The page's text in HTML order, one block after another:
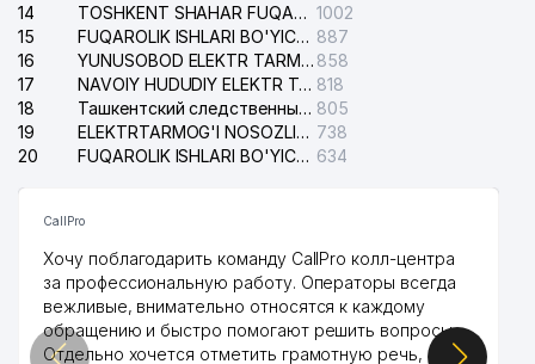
14
TOSHKENT SHAHAR FUQAROLIK ISHLARI BO'YICHA SUDI 1002
15
FUQAROLIK ISHLARI BO'YICHA YAKKASAROY TUMANLARARO SUDI 887
16
YUNUSOBOD ELEKTR TARMOG'I NOSOZLIKLARI XIZMATI 858
17
NAVOIY HUDUDIY ELEKTR TARMOQLARI KORXONASI AJ 818
18
Ташкентский следственный изолятор 805
19
ELEKTRTARMOG'I NOSOZLIKLARINI TO'ZATISH SERGELI XIZMATI 738
20
FUQAROLIK ISHLARI BO'YICHA UCH-TEPA TUMANI SUDI 634
CallPro
Хочу поблагодарить команду CallPro колл-центра
за профессиональную работу. Операторы всегда
вежливые, внимательно относятся к каждому
обращению и быстро помогают решить вопросы.
Отдельно хочется отметить грамотную речь,